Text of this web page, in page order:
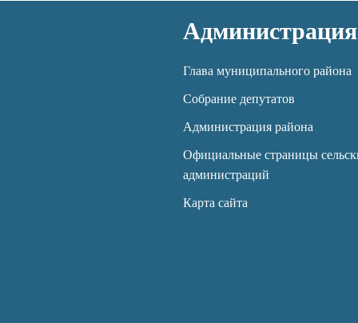
Администрация
Глава муниципального района
Собрание депутатов
Администрация района
Официальные страницы
администраций
Карта сайта